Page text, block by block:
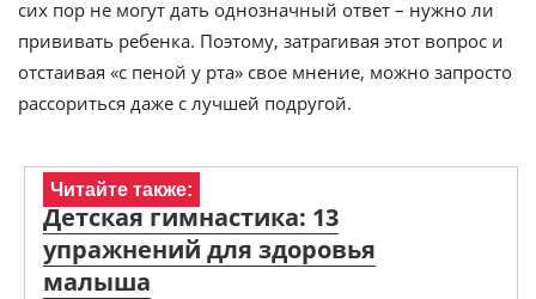
сих пор не могут дать однозначный ответ – нужно ли
прививать ребенка. Поэтому, затрагивая этот вопрос и
отстаивая «с пеной у рта» свое мнение, можно запросто
рассориться даже с лучшей подругой.
Читайте также:
Детская гимнастика: 13
упражнений для здоровья
малыша